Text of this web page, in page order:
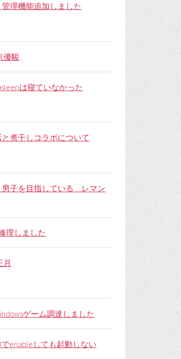
管理機能追加しました
優駿
は寝ていなかった
煮干しコラボについて
男子を目指している レマン
理しました
月
ゲーム調達しました
でenableしても起動しない